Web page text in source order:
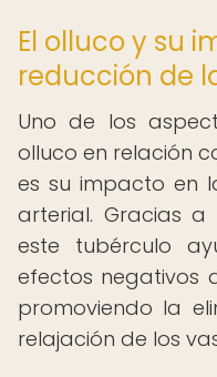
El olluco y su
reducción de
Uno de los
olluco en relación
es su impacto en
arterial. Gracias
este tubérculo
efectos negativos
promoviendo la
relajación de los